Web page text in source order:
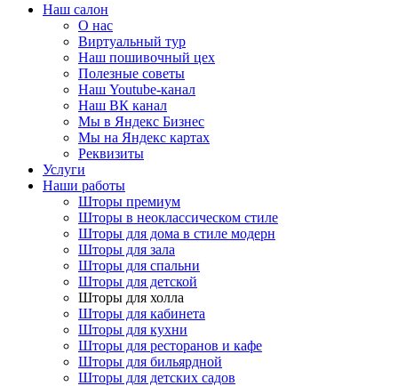
Наш салон
О нас
Виртуальный тур
Наш пошивочный цех
Полезные советы
Наш Youtube-канал
Наш ВК канал
Мы в Яндекс Бизнес
Мы на Яндекс картах
Реквизиты
Услуги
Наши работы
Шторы премиум
Шторы в неоклассическом стиле
Шторы для дома в стиле модерн
Шторы для зала
Шторы для спальни
Шторы для детской
Шторы для холла
Шторы для кабинета
Шторы для кухни
Шторы для ресторанов и кафе
Шторы для бильярдной
Шторы для детских садов